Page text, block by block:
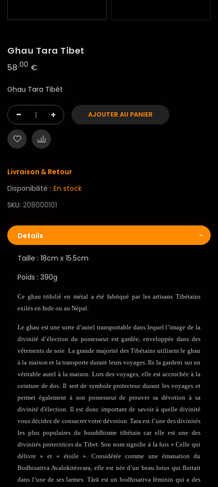
Ghau Tara Tibet
58.00 €
Ghau Tara Tibét
- + AJOUTER AU PANIER
Livraison & Retour
Disponibilité : En stock
SKU 208000101
Details
Taille : 18cm x 15.5cm
Poids : 390g
Ce ghau trifolié en métal a été fabriqué par les artisans Tibétains
exilés en Inde ou au Népal.
Le ghau est une sorte d’autel transportable dans lequel l’image de la
divinité d’élection du possesseur est gardée, enveloppée dans des
vêtements de soie. La grande majorité des Tibétains utilisent le ghau
à la maison et la transporte durant leurs voyages. Ils la gardent sur un
véritable autel à la maison. Lors des voyages, elle est accrochée à la
ceinture de dos. Il sert de symbole protecteur durant les voyages et
permet également à son possesseur de prouver sa dévotion à sa
divinité d'élection. Il est donc important de savoir à quelle divinité
vous décidez de consacrer votre dévotion. Tara est l’une des divinités
les plus populaires du bouddhisme tibétain car elle est une des
divinités protectrices du Tibet. Son nom signifie à la fois « Celle qui
délivre » et « étoile ». Considérée comme une émanation du
Bodhisattva Avalokitésvara, elle est née d’un beau lotus qui flottait
dans l’une de ses larmes. Tārā est un bodhisattva féminin qui a des